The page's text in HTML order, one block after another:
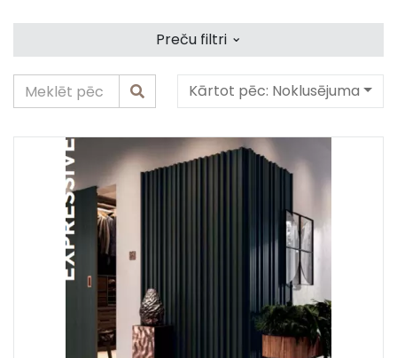
Preču filtri ⌄
Kārtot pēc: Noklusējuma